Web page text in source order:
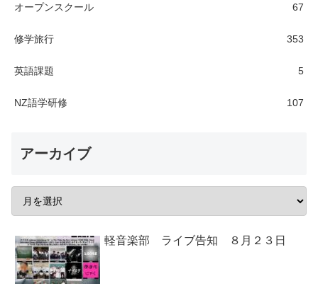
オープンスクール 67
修学旅行 353
英語課題 5
NZ語学研修 107
アーカイブ
軽音楽部 ライブ告知 ８月２３日